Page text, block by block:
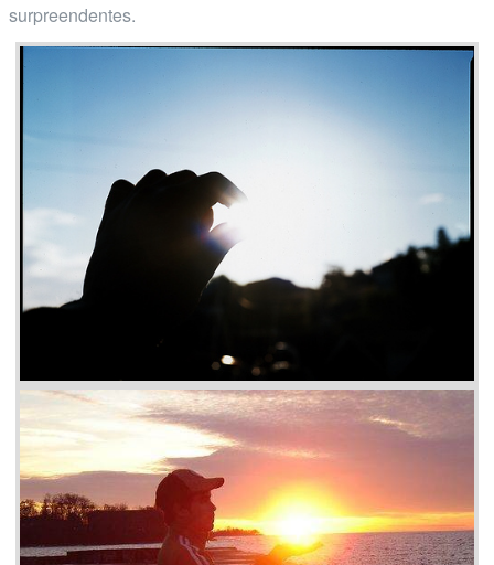
surpreendentes.